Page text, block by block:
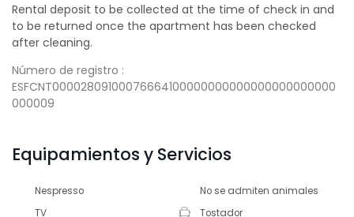
Rental deposit to be collected at the time of check in and
to be returned once the apartment has been checked
after cleaning.
Número de registro :
ESFCNT00002809100076664100000000000000000000000
000009
Equipamientos y Servicios
Nespresso
No se admiten animales
TV
Tostador